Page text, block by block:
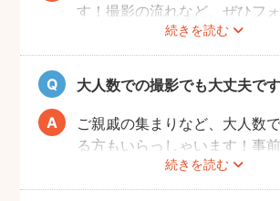
続きを読む
す！撮影の流れなど、ぜひフ
に相談してみてください。
大人数での撮影でも大丈夫で
続きを読む
ご親戚の集まりなど、大人数
る方もいらっしゃいます！事
で撮りたいのかなどフォトグ
合わせておくと、当日スムー